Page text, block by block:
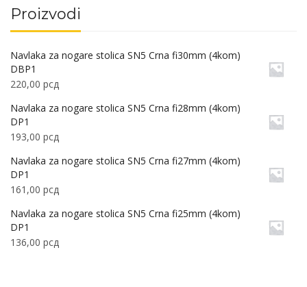
Proizvodi
Navlaka za nogare stolica SN5 Crna fi30mm (4kom)
DBP1
220,00 рсд
Navlaka za nogare stolica SN5 Crna fi28mm (4kom)
DP1
193,00 рсд
Navlaka za nogare stolica SN5 Crna fi27mm (4kom)
DP1
161,00 рсд
Navlaka za nogare stolica SN5 Crna fi25mm (4kom)
DP1
136,00 рсд